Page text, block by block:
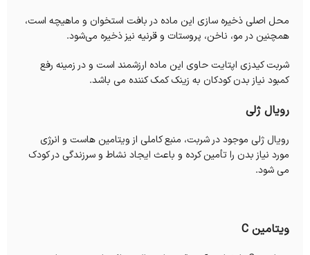
محل اصلی ذخیره سازی این ماده در بافت استخوان و ماهیچه‌ است،
همچنین در مو، ناخن، پروستات و قرنیه نیز ذخیره می‌شود.
شربت کیدزی اپتایت حاوی این ماده ارزشمند است و در زمینه رفع
کمبود نیاز بدن کودکان به زینک کمک کننده می باشد.
رویال ژلی
رویال ژلی موجود در شربت، منبع کاملی از ویتامین هاست و انرژی
مورد نیاز بدن را تأمین کرده و باعث ایجاد نشاط و سرزندگی در کودک
می شود.
ویتامین C